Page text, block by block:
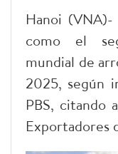
Hanoi (VNA)-
como el
mundial de
2025, según
PBS, citando
Exportadores